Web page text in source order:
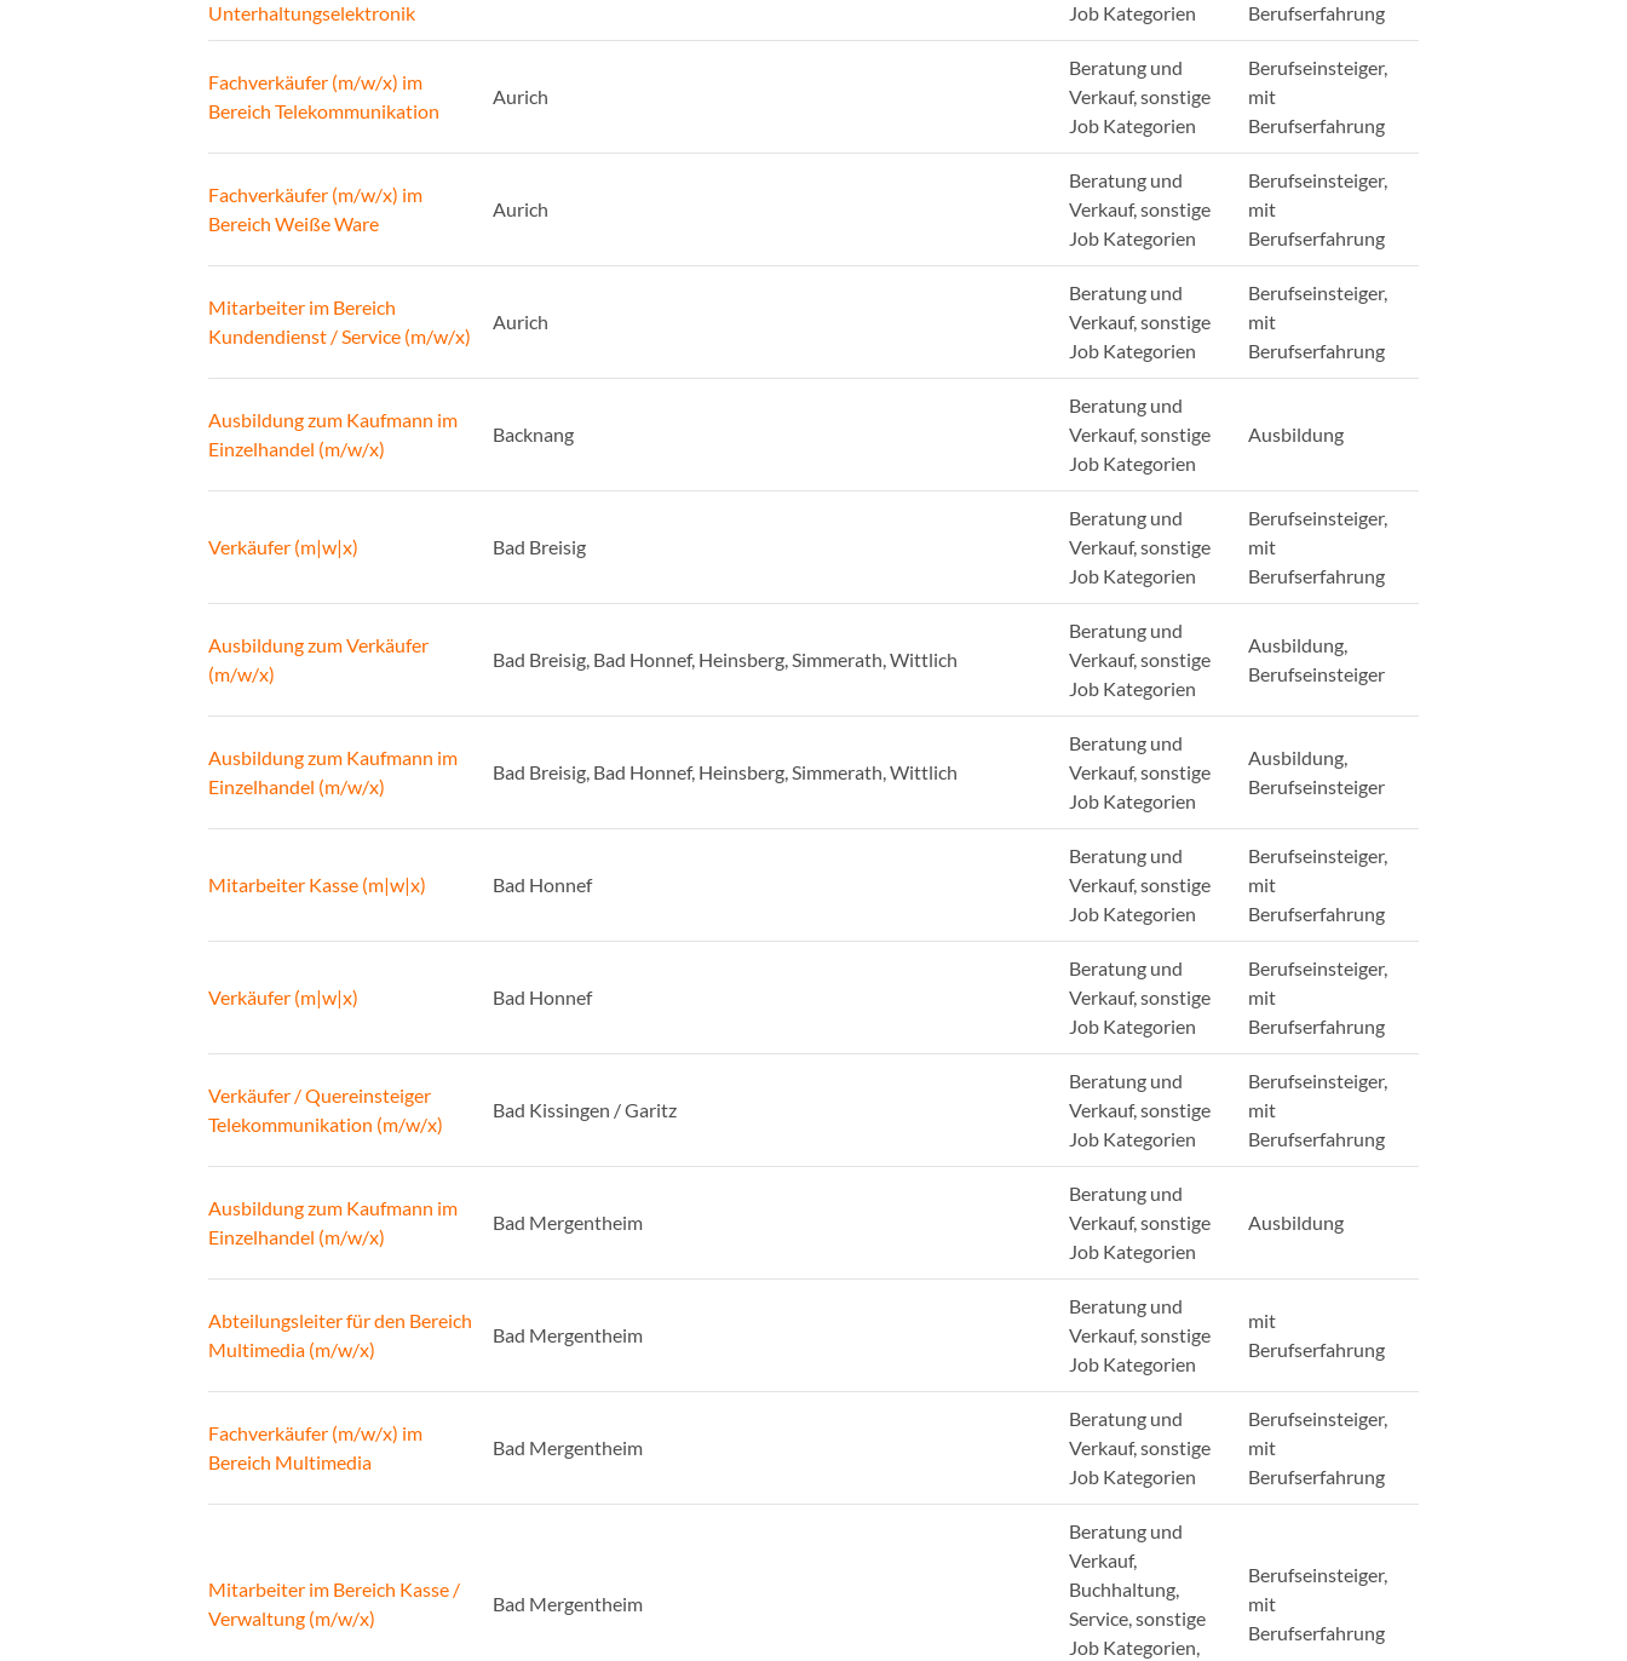
Unterhaltungselektronik
Job Kategorien
Berufserfahrung
Fachverkäufer (m/w/x) im
Bereich Telekommunikation
Aurich
Beratung und
Verkauf, sonstige
Job Kategorien
Berufseinsteiger,
mit
Berufserfahrung
Fachverkäufer (m/w/x) im
Bereich Weiße Ware
Aurich
Beratung und
Verkauf, sonstige
Job Kategorien
Berufseinsteiger,
mit
Berufserfahrung
Mitarbeiter im Bereich
Kundendienst / Service (m/w/x)
Aurich
Beratung und
Verkauf, sonstige
Job Kategorien
Berufseinsteiger,
mit
Berufserfahrung
Ausbildung zum Kaufmann im
Einzelhandel (m/w/x)
Backnang
Beratung und
Verkauf, sonstige
Job Kategorien
Ausbildung
Verkäufer (m|w|x) Bad Breisig
Beratung und
Verkauf, sonstige
Job Kategorien
Berufseinsteiger,
mit
Berufserfahrung
Ausbildung zum Verkäufer
(m/w/x)
Bad Breisig, Bad Honnef, Heinsberg, Simmerath, Wittlich
Beratung und
Verkauf, sonstige
Job Kategorien
Ausbildung,
Berufseinsteiger
Ausbildung zum Kaufmann im
Einzelhandel (m/w/x)
Bad Breisig, Bad Honnef, Heinsberg, Simmerath, Wittlich
Beratung und
Verkauf, sonstige
Job Kategorien
Ausbildung,
Berufseinsteiger
Mitarbeiter Kasse (m|w|x) Bad Honnef
Beratung und
Verkauf, sonstige
Job Kategorien
Berufseinsteiger,
mit
Berufserfahrung
Verkäufer (m|w|x) Bad Honnef
Beratung und
Verkauf, sonstige
Job Kategorien
Berufseinsteiger,
mit
Berufserfahrung
Verkäufer / Quereinsteiger
Telekommunikation (m/w/x)
Bad Kissingen / Garitz
Beratung und
Verkauf, sonstige
Job Kategorien
Berufseinsteiger,
mit
Berufserfahrung
Ausbildung zum Kaufmann im
Einzelhandel (m/w/x)
Bad Mergentheim
Beratung und
Verkauf, sonstige
Job Kategorien
Ausbildung
Abteilungsleiter für den Bereich
Multimedia (m/w/x)
Bad Mergentheim
Beratung und
Verkauf, sonstige
Job Kategorien
mit
Berufserfahrung
Fachverkäufer (m/w/x) im
Bereich Multimedia
Bad Mergentheim
Beratung und
Verkauf, sonstige
Job Kategorien
Berufseinsteiger,
mit
Berufserfahrung
Mitarbeiter im Bereich Kasse /
Verwaltung (m/w/x)
Bad Mergentheim
Beratung und
Verkauf,
Buchhaltung,
Service, sonstige
Job Kategorien,
Berufseinsteiger,
mit
Berufserfahrung